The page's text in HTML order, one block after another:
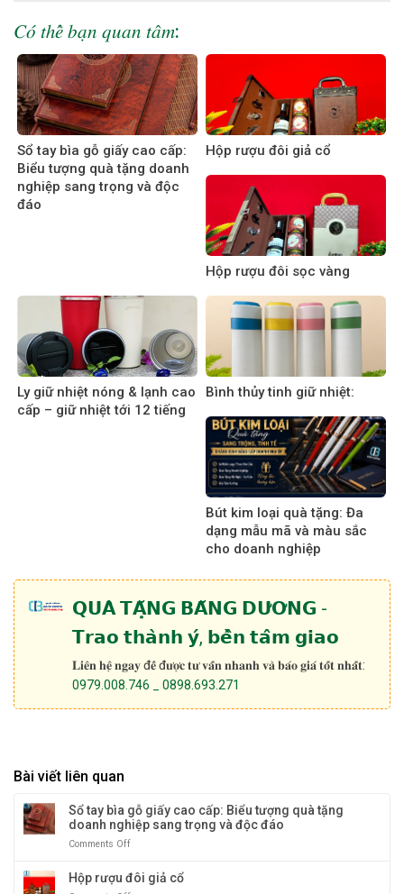
𝐶𝑜́ 𝑡ℎ𝑒̂̉ 𝑏𝑎̣𝑛 𝑞𝑢𝑎𝑛 𝑡𝑎̂𝑚:
Sổ tay bìa gỗ giấy cao cấp:
Biểu tượng quà tặng doanh
nghiệp sang trọng và độc
đáo
Hộp rượu đôi giả cổ
Hộp rượu đôi sọc vàng
Ly giữ nhiệt nóng & lạnh cao
cấp – giữ nhiệt tới 12 tiếng
Bình thủy tinh giữ nhiệt:
Bút kim loại quà tặng: Đa
dạng mẫu mã và màu sắc
cho doanh nghiệp
𝗤𝗨𝗔̀ 𝗧𝗔̣̆𝗡𝗚 𝗕𝗔̆𝗡𝗚 𝗗𝗨̛𝗢̛𝗡𝗚 -
𝗧𝗿𝗮𝗼 𝘁𝗵𝗮̀𝗻𝗵 𝘆́, 𝗯𝗲̂̀𝗻 𝘁𝗮̂𝗺 𝗴𝗶𝗮𝗼
𝐋𝐢𝐞̂𝐧 𝐡𝐞̣̂ 𝐧𝐠𝐚𝐲 đ𝐞̂̉ đ𝐮̛𝐨̛̣𝐜 𝐭𝐮̛ 𝐯𝐚̂́𝐧 𝐧𝐡𝐚𝐧𝐡 𝐯𝐚̀ 𝐛𝐚́𝐨 𝐠𝐢𝐚́ 𝐭𝐨̂́𝐭 𝐧𝐡𝐚̂́𝐭:
0979.008.746 _ 0898.693.271
Bài viết liên quan
Sổ tay bìa gỗ giấy cao cấp: Biểu tượng quà tặng
doanh nghiệp sang trọng và độc đáo
Comments Off
tay
Hộp rượu đôi giả cổ